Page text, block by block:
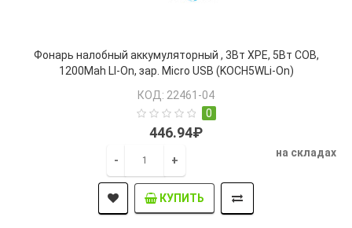
Фонарь налобный аккумуляторный , 3Вт XPE, 5Вт COB,
1200Mah LI-On, зар. Micro USB (KOCH5WLi-On)
КОД: 22461-04
0
446.94₽
- +
на складах
КУПИТЬ